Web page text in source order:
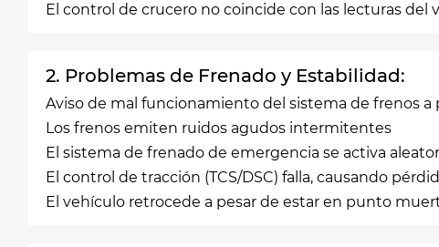
El control de crucero no coincide con las lecturas
2. Problemas de Frenado y Estabilidad:
Aviso de mal funcionamiento del sistema de frenos a
Los frenos emiten ruidos agudos intermitentes
El sistema de frenado de emergencia se activa
El control de tracción (TCS/DSC) falla, causando
El vehículo retrocede a pesar de estar en punto